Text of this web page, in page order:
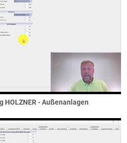
HOLZNER - Außenanlagen